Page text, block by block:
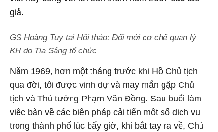
giả.
GS Hoàng Tụy tại Hội thảo: Đổi mới cơ chế quản lý
KH do Tia Sáng tổ chức
Năm 1969, hơn một tháng trước khi Hồ Chủ tịch
qua đời, tôi được vinh dự và may mắn gặp Chủ
tịch và Thủ tướng Phạm Văn Đồng. Sau buổi làm
việc bàn về các biện pháp cải tiến một số dịch vụ
trong thành phố lúc bấy giờ, khi bắt tay ra về, Chủ